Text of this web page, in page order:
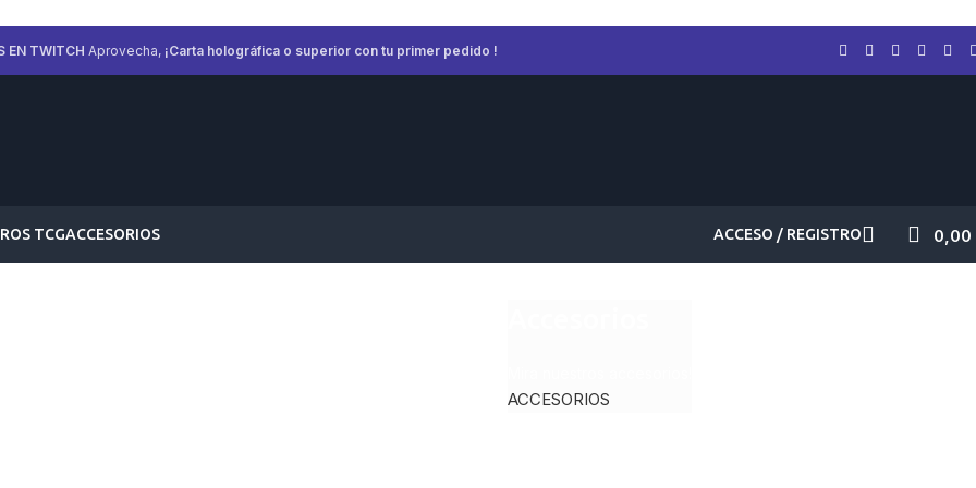
EN TWITCH Aprovecha, ¡Carta holográfica o superior con tu primer pedido !
TCGACCESORIOS ACCESO / REGISTRO 0,00
ACCESORIOS